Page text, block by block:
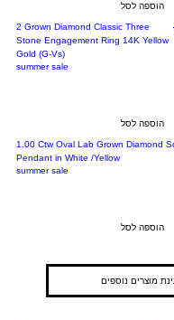
הוספה לסל
2 Grown Diamond Classic Three
Stone Engagement Ring 14K Yellow
Gold (G-Vs)
summer sale
הוספה לסל
1.00 Ctw Oval Lab Grown Diamond
Pendant in White /Yellow
summer sale
הוספה לסל
מוצרים נוספים